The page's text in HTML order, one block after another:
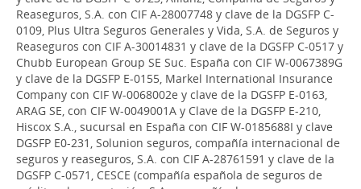
Reaseguros, S.A. con CIF A-28007748 y clave de la DGSFP C-
0109, Plus Ultra Seguros Generales y Vida, S.A. de Seguros y
Reaseguros con CIF A-30014831 y clave de la DGSFP C-0517 y
Chubb European Group SE Suc. España con CIF W-0067389G
y clave de la DGSFP E-0155, Markel International Insurance
Company con CIF W-0068002e y clave de la DGSFP E-0163,
ARAG SE, con CIF W-0049001A y Clave de la DGSFP E-210,
Hiscox S.A., sucursal en España con CIF W-0185688I y clave
DGSFP E0-231, Solunion seguros, compañía internacional de
seguros y reaseguros, S.A. con CIF A-28761591 y clave de la
DGSFP C-0571, CESCE (compañía española de seguros de